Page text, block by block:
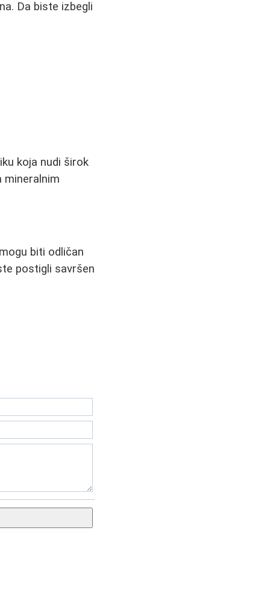
Da biste izbegli
koja nudi širok
mineralnim
biti odličan
postigli savršen